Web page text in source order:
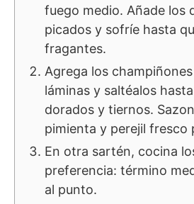
fuego medio. Añade los
picados y sofríe hasta
fragantes.
Agrega los
láminas y saltéalos
dorados y tiernos.
pimienta y perejil fresco
En otra sartén, cocina
preferencia: término
al punto.